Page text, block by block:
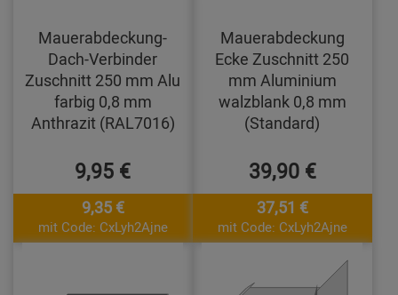
Mauerabdeckung-
Dach-Verbinder
Zuschnitt 250 mm Alu
farbig 0,8 mm
Anthrazit (RAL7016)
9,95 €
9,35 €
mit Code: CxLyh2Ajne
Mauerabdeckung
Ecke Zuschnitt 250
mm Aluminium
walzblank 0,8 mm
(Standard)
39,90 €
37,51 €
mit Code: CxLyh2Ajne